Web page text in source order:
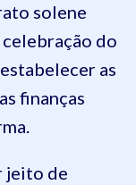
solene
do
as
finanças
jeito de